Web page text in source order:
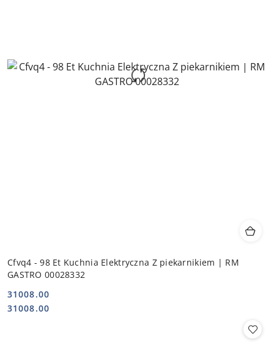
Cfvq4 - 98 Et Kuchnia Elektryczna Z piekarnikiem | RM
GASTRO 00028332
Cena:
31008.00
Cena:
31008.00